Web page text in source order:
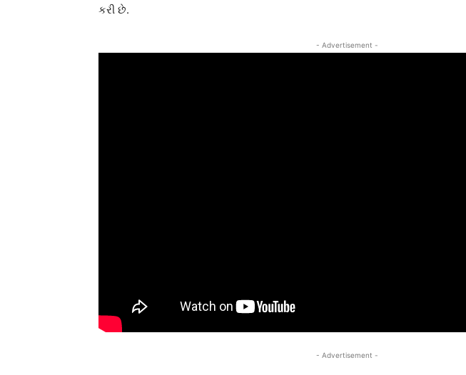
કરી છે.
- Advertisement -
- Advertisement -